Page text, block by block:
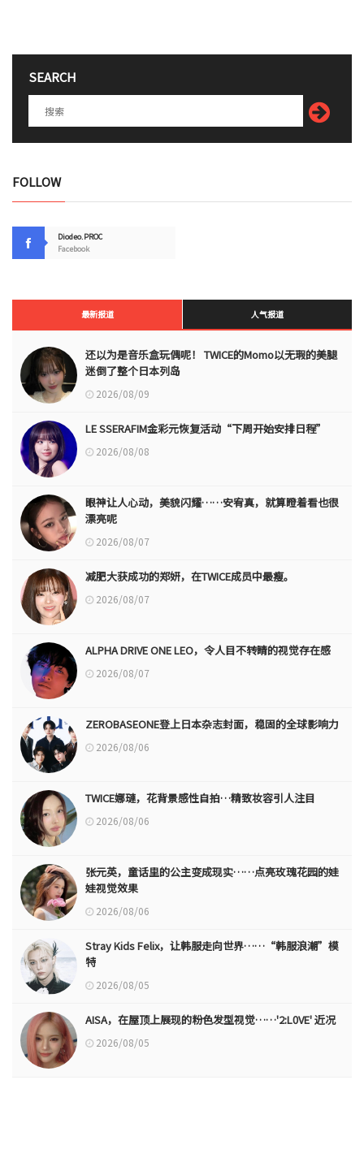
SEARCH
FOLLOW
Diodeo.PROC
Facebook
最新报道 人气报道
还以为是音乐盒玩偶呢！ TWICE的Momo以无瑕的美腿
迷倒了整个日本列岛
2026/08/09
LE SSERAFIM金彩元恢复活动“下周开始安排日程”
2026/08/08
眼神让人心动，美貌闪耀……安宥真，就算瞪着看也很
漂亮呢
2026/08/07
减肥大获成功的郑妍，在TWICE成员中最瘦。
2026/08/07
ALPHA DRIVE ONE LEO，令人目不转睛的视觉存在感
2026/08/07
ZEROBASEONE登上日本杂志封面，稳固的全球影响力
2026/08/06
TWICE娜璉，花背景感性自拍…精致妆容引人注目
2026/08/06
张元英，童话里的公主变成现实……点亮玫瑰花园的娃
娃视觉效果
2026/08/06
Stray Kids Felix，让韩服走向世界……“韩服浪潮”模
特
2026/08/05
AISA，在屋顶上展现的粉色发型视觉……'2:L0VE' 近况
2026/08/05